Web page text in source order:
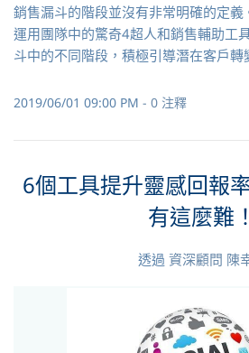
銷售漏斗的階段並沒有非常明確的定
運用團隊中的驚奇4超人和銷售輔助工
斗中的不同階段，積極引導潛在客戶轉
2019/06/01 09:00 PM - 0 注釋
6個工具提升靈感回報
有這麼難！
透過 資深顧問 陳